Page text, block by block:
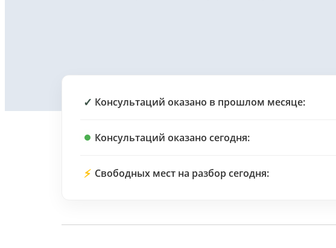
✓ Консультаций оказано в прошлом месяце:
Консультаций оказано сегодня:
⚡ Свободных мест на разбор сегодня: